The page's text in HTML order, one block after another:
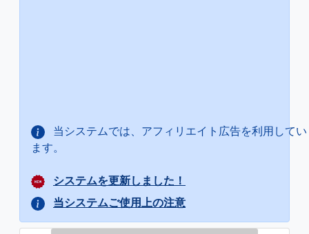
当システムでは、アフィリエイト広告を利用してい
ます。
システムを更新しました！
当システムご使用上の注意